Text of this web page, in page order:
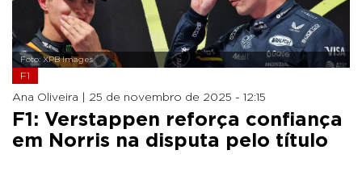
Foto: XPB Images
F1
Ana Oliveira | 25 de novembro de 2025 - 12:15
F1: Verstappen reforça confiança
em Norris na disputa pelo título